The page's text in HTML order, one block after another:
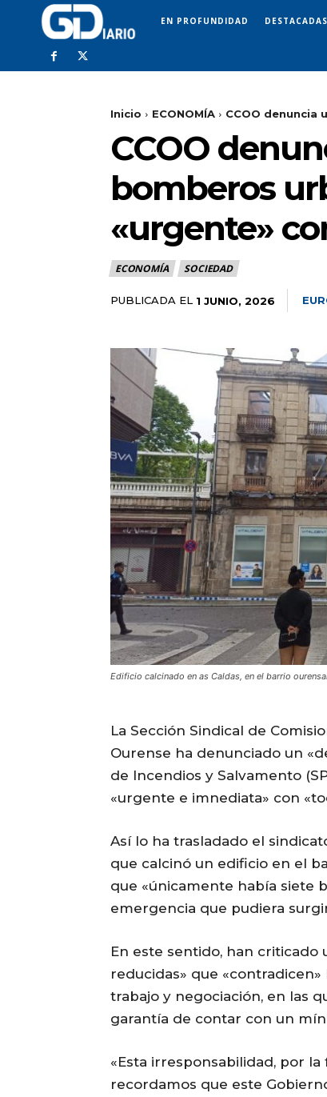
EN PROFUNDIDAD DESTACADAS
Inicio ECONOMÍA CCOO denuncia
CCOO
bomberos
«urgente»
ECONOMÍA SOCIEDAD
PUBLICADA EL 1 JUNIO, 2026
Edificio calcinado en as Caldas, en el barrio
La Sección Sindical de
Ourense ha denunciado un
de Incendios y Salvamento
«urgente e imnediata» con
Así lo ha trasladado el
que calcinó un edificio en el
que «únicamente había siete
emergencia que pudiera
En este sentido, han criticado
reducidas» que
trabajo y negociación, en las
garantía de contar con un
«Esta irresponsabilidad, por
recordamos que este